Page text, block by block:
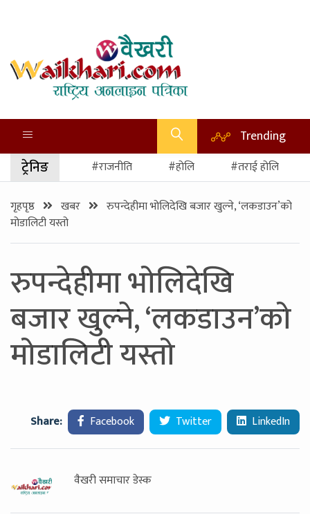
Trending
ट्रेनिङ #राजनीति #होलि #तराई होलि
गृहपृष्ठ खबर
रुपन्देहीमा भोलिदेखि बजार खुल्ने, ‘लकडाउन’को
मोडालिटी यस्तो
रुपन्देहीमा भोलिदेखि
बजार खुल्ने, ‘लकडाउन’को
मोडालिटी यस्तो
Share: Facebook Twitter LinkedIn
वैखरी समाचार डेस्क